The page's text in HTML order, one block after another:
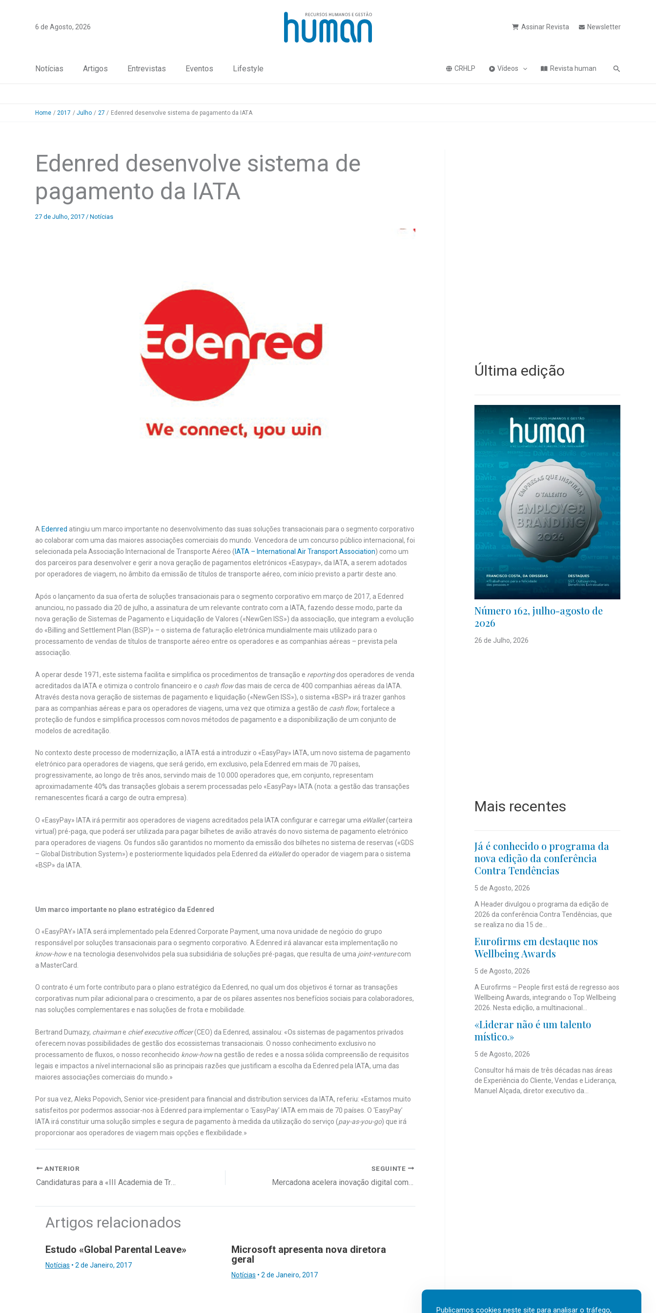
6 de Agosto, 2026 Assinar Revista Newsletter
Notícias Artigos Entrevistas Eventos Lifestyle CRHLP Vídeos Revista human Pesquisa
Home 2017 Julho 27 Edenred desenvolve sistema de pagamento da IATA
Edenred desenvolve sistema de
pagamento da IATA
27 de Julho, 2017 / Notícias
A Edenred atingiu um marco importante no desenvolvimento das suas soluções transacionais para o segmento corporativo
ao colaborar com uma das maiores associações comerciais do mundo. Vencedora de um concurso público internacional, foi
selecionada pela Associação Internacional de Transporte Aéreo ( IATA – International Air Transport Association) como um
dos parceiros para desenvolver e gerir a nova geração de pagamentos eletrónicos «Easypay», da IATA, a serem adotados
por operadores de viagem, no âmbito da emissão de títulos de transporte aéreo, com início previsto a partir deste ano.
Após o lançamento da sua oferta de soluções transacionais para o segmento corporativo em março de 2017, a Edenred
anunciou, no passado dia 20 de julho, a assinatura de um relevante contrato com a IATA, fazendo desse modo, parte da
nova geração de Sistemas de Pagamento e Liquidação de Valores («NewGen ISS») da associação, que integram a evolução
do «Billing and Settlement Plan (BSP)» – o sistema de faturação eletrónica mundialmente mais utilizado para o
processamento de vendas de títulos de transporte aéreo entre os operadores e as companhias aéreas – prevista pela
associação.
A operar desde 1971, este sistema facilita e simplifica os procedimentos de transação e reportingdos operadores de venda
acreditados da IATA e otimiza o controlo financeiro e o cash flowdas mais de cerca de 400 companhias aéreas da IATA.
Através desta nova geração de sistemas de pagamento e liquidação («NewGen ISS»), o sistema «BSP» irá trazer ganhos
para as companhias aéreas e para os operadores de viagens, uma vez que otimiza a gestão de cash flow, fortalece a
proteção de fundos e simplifica processos com novos métodos de pagamento e a disponibilização de um conjunto de
modelos de acreditação.
No contexto deste processo de modernização, a IATA está a introduzir o «EasyPay» IATA, um novo sistema de pagamento
eletrónico para operadores de viagens, que será gerido, em exclusivo, pela Edenred em mais de 70 países,
progressivamente, ao longo de três anos, servindo mais de 10.000 operadores que, em conjunto, representam
aproximadamente 40% das transações globais a serem processadas pelo «EasyPay» IATA (nota: a gestão das transações
remanescentes ficará a cargo de outra empresa).
O «EasyPay» IATA irá permitir aos operadores de viagens acreditados pela IATA configurar e carregar uma eWallet(carteira
virtual) pré-paga, que poderá ser utilizada para pagar bilhetes de avião através do novo sistema de pagamento eletrónico
para operadores de viagens. Os fundos são garantidos no momento da emissão dos bilhetes no sistema de reservas («GDS
– Global Distribution System») e posteriormente liquidados pela Edenred da eWalletdo operador de viagem para o sistema
«BSP» da IATA.
Um marco importante no plano estratégico da Edenred
O «EasyPAY» IATA será implementado pela Edenred Corporate Payment, uma nova unidade de negócio do grupo
responsável por soluções transacionais para o segmento corporativo. A Edenred irá alavancar esta implementação no
know-howe na tecnologia desenvolvidos pela sua subsidiária de soluções pré-pagas, que resulta de uma joint-venturecom
a MasterCard.
O contrato é um forte contributo para o plano estratégico da Edenred, no qual um dos objetivos é tornar as transações
corporativas num pilar adicional para o crescimento, a par de os pilares assentes nos benefícios sociais para colaboradores,
nas soluções complementares e nas soluções de frota e mobilidade.
Bertrand Dumazy, chairman e chief executive officer(CEO) da Edenred, assinalou: «Os sistemas de pagamentos privados
oferecem novas possibilidades de gestão dos ecossistemas transacionais. O nosso conhecimento exclusivo no
processamento de fluxos, o nosso reconhecido know-howna gestão de redes e a nossa sólida compreensão de requisitos
legais e impactos a nível internacional são as principais razões que justificam a escolha da Edenred pela IATA, uma das
maiores associações comerciais do mundo.»
Por sua vez, Aleks Popovich, Senior vice-president para financial and distribution services da IATA, referiu: «Estamos muito
satisfeitos por podermos associar-nos à Edenred para implementar o ‘EasyPay’ IATA em mais de 70 países. O ‘EasyPay’
IATA irá constituir uma solução simples e segura de pagamento à medida da utilização do serviço (pay-as-you-go) que irá
proporcionar aos operadores de viagem mais opções e flexibilidade.»
ANTERIOR SEGUINTE
Artigos relacionados
Estudo «Global Parental Leave»
Notícias • 2 de Janeiro, 2017
Microsoft apresenta nova diretora
geral
Notícias • 2 de Janeiro, 2017
Última edição
Número 162, julho-agosto de
2026
26 de Julho, 2026
Mais recentes
Já é conhecido o programa da
nova edição da conferência
Contra Tendências
5 de Agosto, 2026
A Header divulgou o programa da edição de
2026 da conferência Contra Tendências, que
se realiza no dia 15 de...
Eurofirms em destaque nos
Wellbeing Awards
5 de Agosto, 2026
A Eurofirms – People first está de regresso aos
Wellbeing Awards, integrando o Top Wellbeing
2026. Nesta edição, a multinacional...
«Liderar não é um talento
místico.»
5 de Agosto, 2026
Consultor há mais de três décadas nas áreas
de Experiência do Cliente, Vendas e Liderança,
Manuel Alçada, diretor executivo da...
Publicamos cookies neste site para analisar o tráfego,